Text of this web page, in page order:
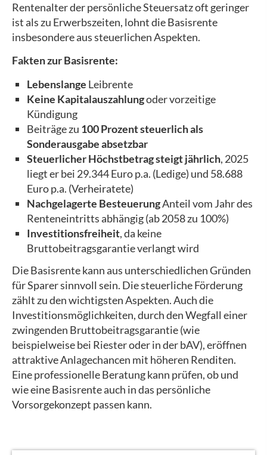
Rentenalter der persönliche Steuersatz oft geringer
ist als zu Erwerbszeiten, lohnt die Basisrente
insbesondere aus steuerlichen Aspekten.
Fakten zur Basisrente:
Lebenslange Leibrente
Keine Kapitalauszahlungoder vorzeitige
Kündigung
Beiträge zu 100 Prozent steuerlich als
Sonderausgabe absetzbar
Steuerlicher Höchstbetrag steigt jährlich, 2025
liegt er bei 29.344 Euro p.a. (Ledige) und 58.688
Euro p.a. (Verheiratete)
Nachgelagerte BesteuerungAnteil vom Jahr des
Renteneintritts abhängig (ab 2058 zu 100%)
Investitionsfreiheit, da keine
Bruttobeitragsgarantie verlangt wird
Die Basisrente kann aus unterschiedlichen Gründen
für Sparer sinnvoll sein. Die steuerliche Förderung
zählt zu den wichtigsten Aspekten. Auch die
Investitionsmöglichkeiten, durch den Wegfall einer
zwingenden Bruttobeitragsgarantie (wie
beispielweise bei Riester oder in der bAV), eröffnen
attraktive Anlagechancen mit höheren Renditen.
Eine professionelle Beratung kann prüfen, ob und
wie eine Basisrente auch in das persönliche
Vorsorgekonzept passen kann.